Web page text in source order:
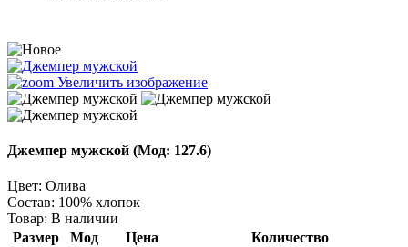
Увеличить изображение
Джемпер мужской (Мод: 127.6)
Цвет: Олива
Состав: 100% хлопок
Товар: В наличии
Размер
Мод Цена
Количество